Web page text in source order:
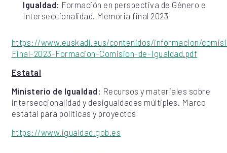
Igualdad: Formación en perspectiva de Género e
Interseccionalidad. Memoria final 2023
https://www.euskadi.eus/contenidos/informacion/
Final-2023-Formacion-Comision-de-Igualdad.pdf
Estatal
Ministerio de Igualdad: Recursos y materiales sobre
interseccionalidad y desigualdades múltiples. Marco
estatal para políticas y proyectos
https://www.igualdad.gob.es